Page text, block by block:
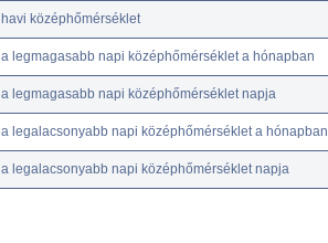
havi középhőmérséklet
a legmagasabb napi középhőmérséklet a hónapban
a legmagasabb napi középhőmérséklet napja
a legalacsonyabb napi középhőmérséklet a hónapban
a legalacsonyabb napi középhőmérséklet napja